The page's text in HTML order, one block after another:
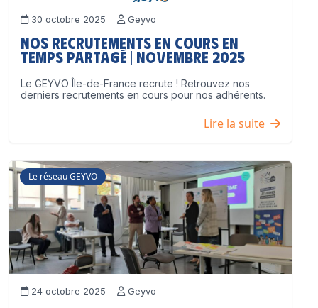
30 octobre 2025 Geyvo
Nos recrutements en cours en
temps partagé | Novembre 2025
Le GEYVO Île-de-France recrute ! Retrouvez nos
derniers recrutements en cours pour nos adhérents.
Lire la suite
Le réseau GEYVO
24 octobre 2025 Geyvo